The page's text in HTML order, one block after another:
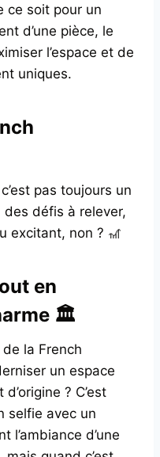
ce soit pour un
d’une pièce, le
l’espace et de
uniques.
pas toujours un
défis à relever,
excitant, non ? 🎢
en
🏛️
de la French
un espace
? C’est
selfie avec un
l’ambiance d’une